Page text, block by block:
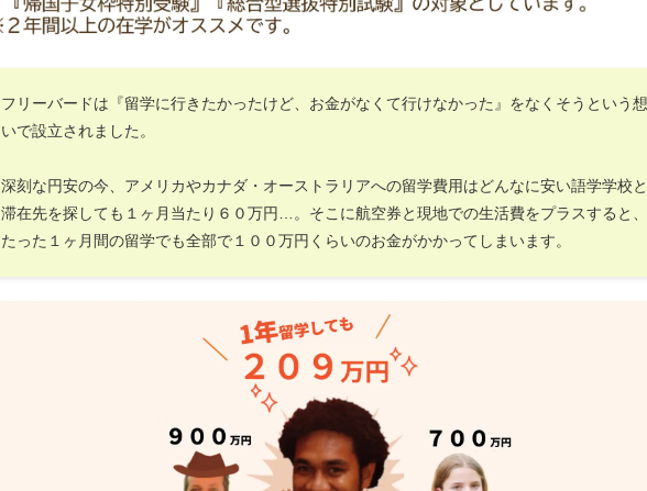
フリーバードは『留学に行きたかったけど、お金がなくて行けなかった』をなくそうという想
いで設立されました。
深刻な円安の今、アメリカやカナダ・オーストラリアへの留学費用はどんなに安い語学学校と
滞在先を探しても１ヶ月当たり６０万円…。そこに航空券と現地での生活費をプラスすると、
たった１ヶ月間の留学でも全部で１００万円くらいのお金がかかってしまいます。